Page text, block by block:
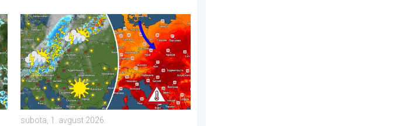
u subotu. . . četvrtak, 6. avgust 2026.
Sunce i vrućine stežu Balkan. Leto na svom vrhuncu. . . subota, 1. avgust 2026.
subota, 1. avgust 2026.